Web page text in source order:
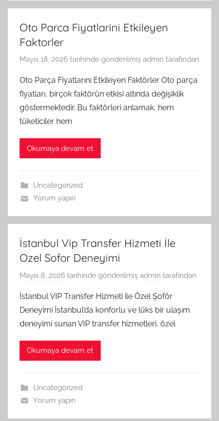
Oto Parca Fiyatlarini Etkileyen
Faktorler
Mayıs 18, 2026 tarihinde gönderilmiş admin tarafından
Oto Parça Fiyatlarını Etkileyen Faktörler Oto parça
fiyatları, birçok faktörün etkisi altında değişiklik
göstermektedir. Bu faktörleri anlamak, hem
tüketiciler hem
Okumaya devam et
Uncategorized
Yorum yapın
İstanbul Vip Transfer Hizmeti İle
Ozel Sofor Deneyimi
Mayıs 8, 2026 tarihinde gönderilmiş admin tarafından
İstanbul VIP Transfer Hizmeti ile Özel Şoför
Deneyimi İstanbul’da konforlu ve lüks bir ulaşım
deneyimi sunan VIP transfer hizmetleri, özel
Okumaya devam et
Uncategorized
Yorum yapın